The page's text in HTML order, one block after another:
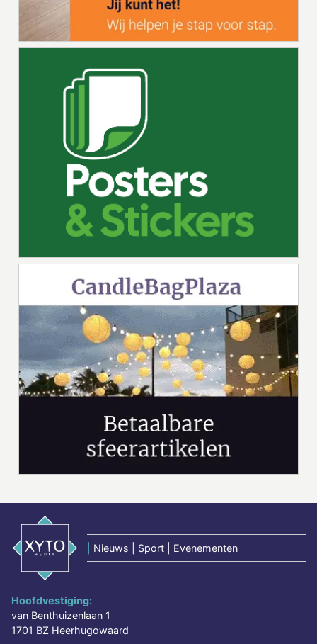
Nieuws | Sport | Evenementen
Hoofdvestiging:
van Benthuizenlaan 1
1701 BZ Heerhugowaard